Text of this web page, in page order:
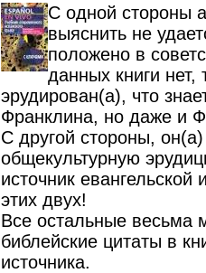
С одной стороны
выяснить не
положено в
данных книги нет,
эрудирован(а), что
Франклина, но даже и
С другой стороны,
общекультурную
источник евангельской
этих двух!
Все остальные весьма
библейские цитаты в
источника.